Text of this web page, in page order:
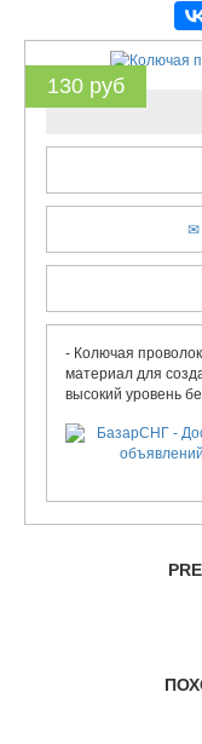
130 руб
- Колючая
материал для
высокий уровень